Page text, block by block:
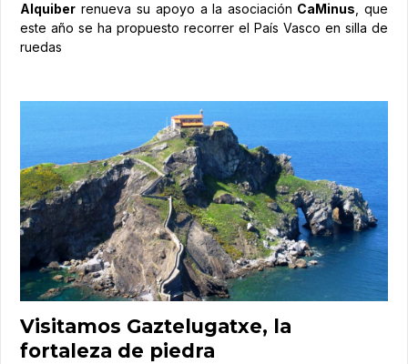
Alquiber renueva su apoyo a la asociación CaMinus , que
este año se ha propuesto recorrer el País Vasco en silla de
ruedas
Visitamos Gaztelugatxe, la
fortaleza de piedra